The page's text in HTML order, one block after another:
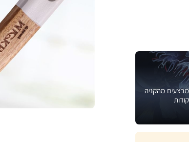
מהקניה